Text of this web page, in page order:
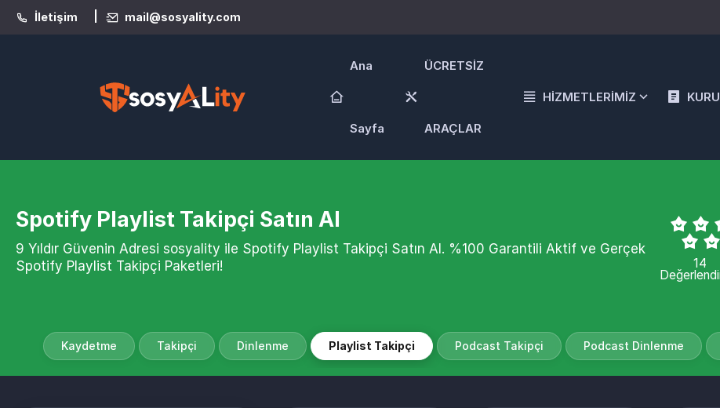
İletişim mail@sosyality.com
Ana
Sayfa
ÜCRETSİZ
ARAÇLAR
HİZMETLERİMİZ
Spotify Playlist Takipçi Satın Al
9 Yıldır Güvenin Adresi sosyality ile Spotify Playlist Takipçi Satın Al. %100 Garantili Aktif ve Gerçek
Spotify Playlist Takipçi Paketleri!
14
Kaydetme Takipçi Dinlenme Playlist Takipçi Podcast Takipçi Podcast Dinlenme